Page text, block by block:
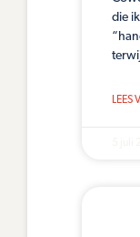
die
LEES